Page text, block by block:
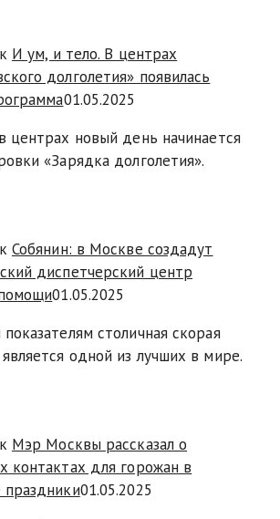
И ум, и тело. В центрах
долголетия» появилась
01.05.2025
центрах новый день начинается
«Зарядка долголетия».
Собянин: в Москве создадут
диспетчерский центр
01.05.2025
столичная скорая
одной из лучших в мире.
Мэр Москвы рассказал о
контактах для горожан в
праздники01.05.2025